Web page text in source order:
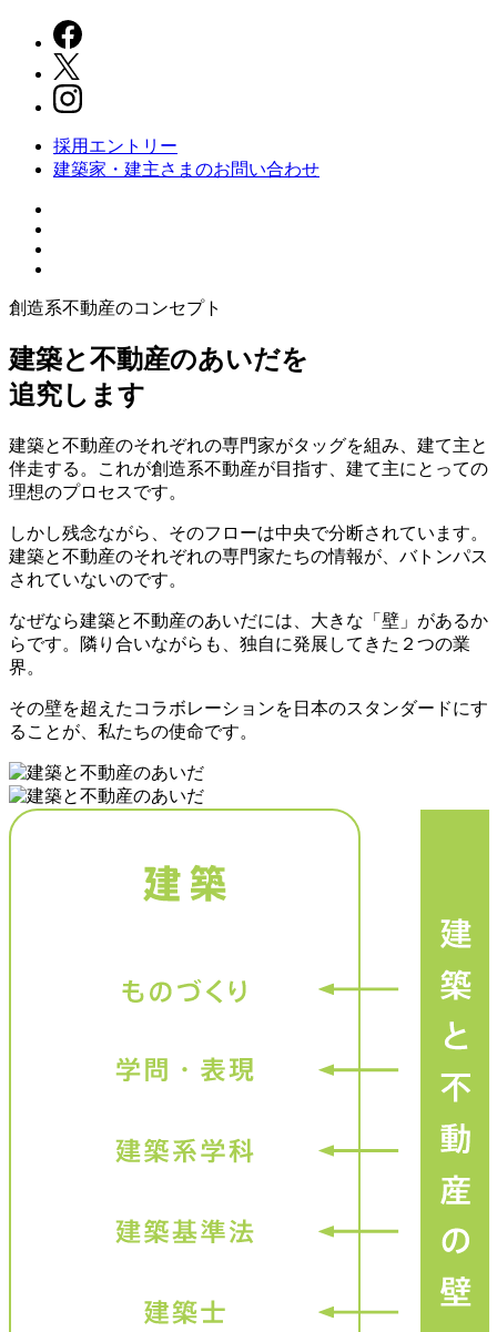
採用エントリー
建築家・建主さまのお問い合わせ
創造系不動産のコンセプト
建築と不動産のあいだを
追究します
建築と不動産のそれぞれの専門家がタッグを組み、建て主と
伴走する。これが創造系不動産が目指す、建て主にとっての
理想のプロセスです。
しかし残念ながら、そのフローは中央で分断されています。
建築と不動産のそれぞれの専門家たちの情報が、バトンパス
されていないのです。
なぜなら建築と不動産のあいだには、大きな「壁」があるか
らです。隣り合いながらも、独自に発展してきた２つの業
界。
その壁を超えたコラボレーションを日本のスタンダードにす
ることが、私たちの使命です。